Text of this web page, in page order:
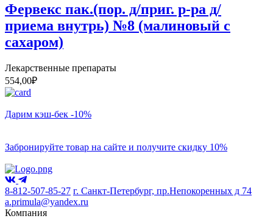
Фервекс пак.(пор. д/приг. р-ра д/
приема внутрь) №8 (малиновый с
сахаром)
Лекарственные препараты
554,00₽
Дарим кэш-бек -10%
Забронируйте товар на сайте и получите скидку 10%
8-812-507-85-27 г. Санкт-Петербург, пр.Непокоренных д 74
a.primula@yandex.ru
Компания